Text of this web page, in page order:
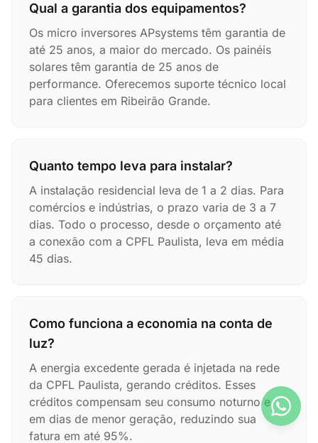
Qual a garantia dos equipamentos?
Os micro inversores APsystems têm garantia de
até 25 anos, a maior do mercado. Os painéis
solares têm garantia de 25 anos de
performance. Oferecemos suporte técnico local
para clientes em Ribeirão Grande.
Quanto tempo leva para instalar?
A instalação residencial leva de 1 a 2 dias. Para
comércios e indústrias, o prazo varia de 3 a 7
dias. Todo o processo, desde o orçamento até
a conexão com a CPFL Paulista, leva em média
45 dias.
Como funciona a economia na conta de
luz?
A energia excedente gerada é injetada na rede
da CPFL Paulista, gerando créditos. Esses
créditos compensam seu consumo noturno e
em dias de menor geração, reduzindo sua
fatura em até 95%.